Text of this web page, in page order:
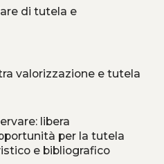
di tutela e
valorizzazione e tutela
libera
per la tutela
e bibliografico